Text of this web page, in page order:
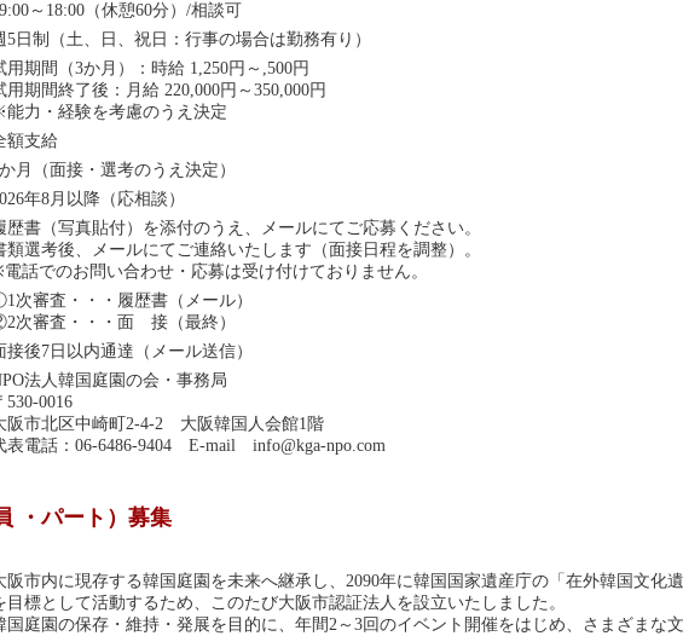
～18:00（休憩60分）/相談可
5日制（土、日、祝日：行事の場合は勤務有り）
用期間（3か月）：時給 1,250円～,500円
用期間終了後：月給 220,000円～350,000円
力・経験を考慮のうえ決定
額支給
月（面接・選考のうえ決定）
年8月以降（応相談）
歴書（写真貼付）を添付のうえ、メールにてご応募ください。
類選考後、メールにてご連絡いたします（面接日程を調整）。
話でのお問い合わせ・応募は受け付けておりません。
次審査・・・履歴書（メール）
次審査・・・面 接（最終）
接後7日以内通達（メール送信）
法人韓国庭園の会・事務局
530-0016
阪市北区中崎町2-4-2 大阪韓国人会館1階
表電話：06-6486-9404 E-mail info@kga-npo.com
・パート）募集
阪市内に現存する韓国庭園を未来へ継承し、2090年に韓国国家遺産庁の「在外韓国文化
目標として活動するため、このたび大阪市認証法人を設立いたしました。
国庭園の保存・維持・発展を目的に、年間2～3回のイベント開催をはじめ、さまざまな